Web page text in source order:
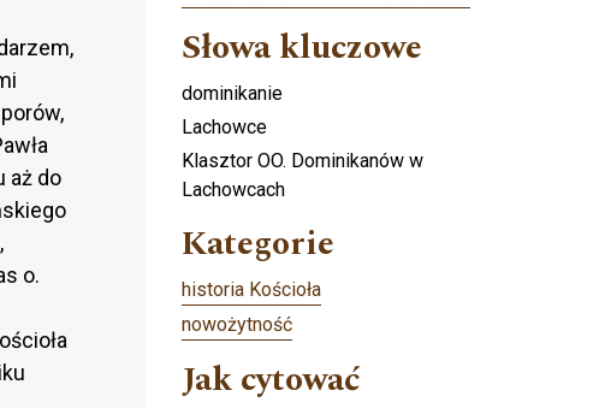
aż do
o.
Słowa kluczowe
dominikanie
Lachowce
Klasztor OO. Dominikanów w
Lachowcach
Kategorie
historia Kościoła
nowożytność
Jak cytować